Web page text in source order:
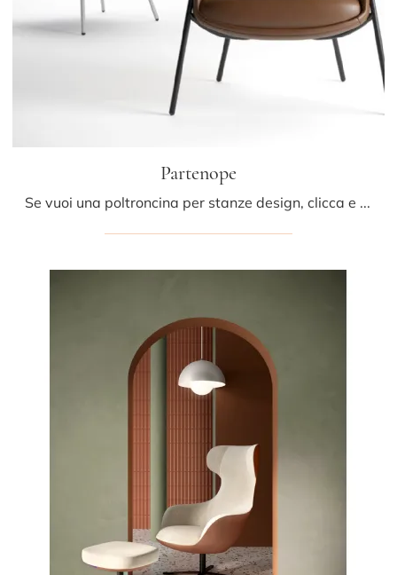
Partenope
Se vuoi una poltroncina per stanze design, clicca e leggi di più sul modello Partenope in tessuto dell'azienda Fox Italia.